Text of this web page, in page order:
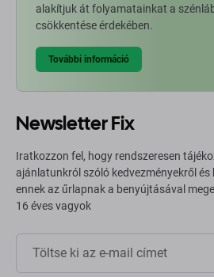
alakítjuk át folyamatainkat a
csökkentése érdekében.
További információ
Newsletter Fix
Iratkozzon fel, hogy rendszeresen
ajánlatunkról szóló kedvezményekről
ennek az űrlapnak a benyújtásával
16 éves vagyok